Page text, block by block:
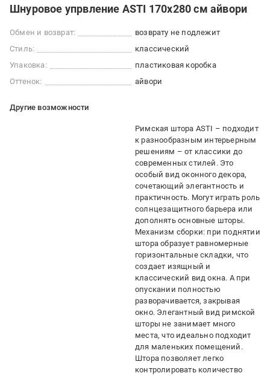
Шнуровое упрвление ASTI 170x280 см айвори
Обмен и возврат:
возврату не подлежит
Стиль:
классический
Упаковка:
пластиковая коробка
Оттенок:
айвори
Другие возможности
Римская штора ASTI – подходит
к разнообразным интерьерным
решениям – от классики до
современных стилей. Это
особый вид оконного декора,
сочетающий элегантность и
практичность. Могут играть роль
солнцезащитного барьера или
дополнять основные шторы.
Механизм сборки: при поднятии
штора образует равномерные
горизонтальные складки, что
создает изящный и
классический вид окна. А при
опускании полностью
разворачивается, закрывая
окно. Элегантный вид римской
шторы не занимает много
места, что идеально подходит
для маленьких помещений.
Штора позволяет легко
контролировать количество